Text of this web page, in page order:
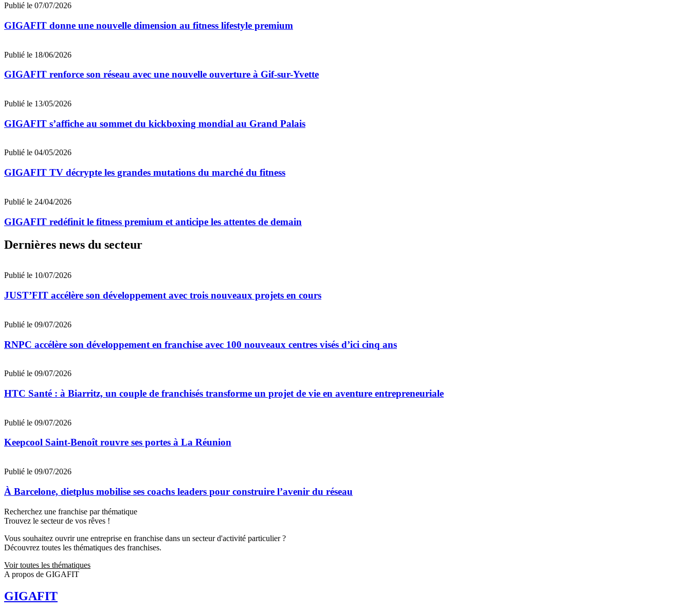
Publié le 07/07/2026
GIGAFIT donne une nouvelle dimension au fitness lifestyle premium
Publié le 18/06/2026
GIGAFIT renforce son réseau avec une nouvelle ouverture à Gif-sur-Yvette
Publié le 13/05/2026
GIGAFIT s’affiche au sommet du kickboxing mondial au Grand Palais
Publié le 04/05/2026
GIGAFIT TV décrypte les grandes mutations du marché du fitness
Publié le 24/04/2026
GIGAFIT redéfinit le fitness premium et anticipe les attentes de demain
Dernières news du secteur
Publié le 10/07/2026
JUST’FIT accélère son développement avec trois nouveaux projets en cours
Publié le 09/07/2026
RNPC accélère son développement en franchise avec 100 nouveaux centres visés d’ici cinq ans
Publié le 09/07/2026
HTC Santé : à Biarritz, un couple de franchisés transforme un projet de vie en aventure entrepreneuriale
Publié le 09/07/2026
Keepcool Saint-Benoît rouvre ses portes à La Réunion
Publié le 09/07/2026
À Barcelone, dietplus mobilise ses coachs leaders pour construire l’avenir du réseau
Recherchez une franchise par thématique
Trouvez le secteur de vos rêves !
Vous souhaitez ouvrir une entreprise en franchise dans un secteur d'activité particulier ?
Découvrez toutes les thématiques des franchises.
Voir toutes les thématiques
A propos de GIGAFIT
GIGAFIT